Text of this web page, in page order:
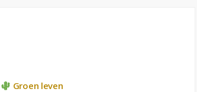
Groen leven